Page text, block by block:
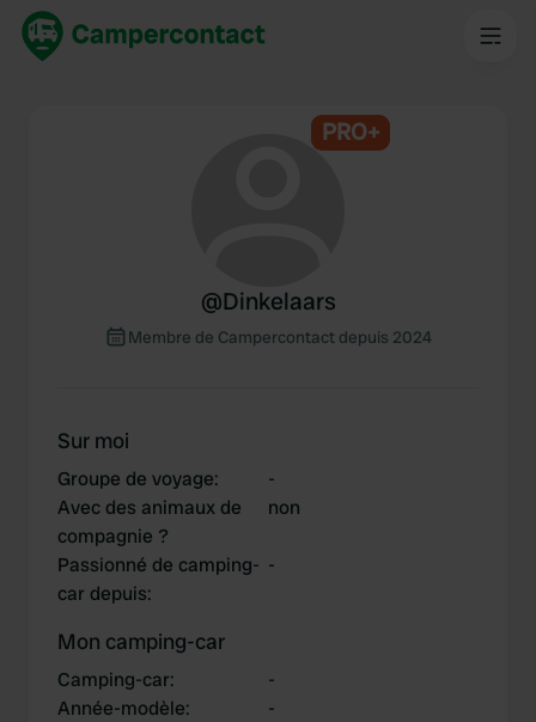
PRO+
@Dinkelaars
Membre de Campercontact depuis 2024
Sur moi
Groupe de voyage:
-
Avec des animaux de
compagnie ?
non
Passionné de camping-
car depuis:
-
Mon camping-car
Camping-car:
-
Année-modèle:
-